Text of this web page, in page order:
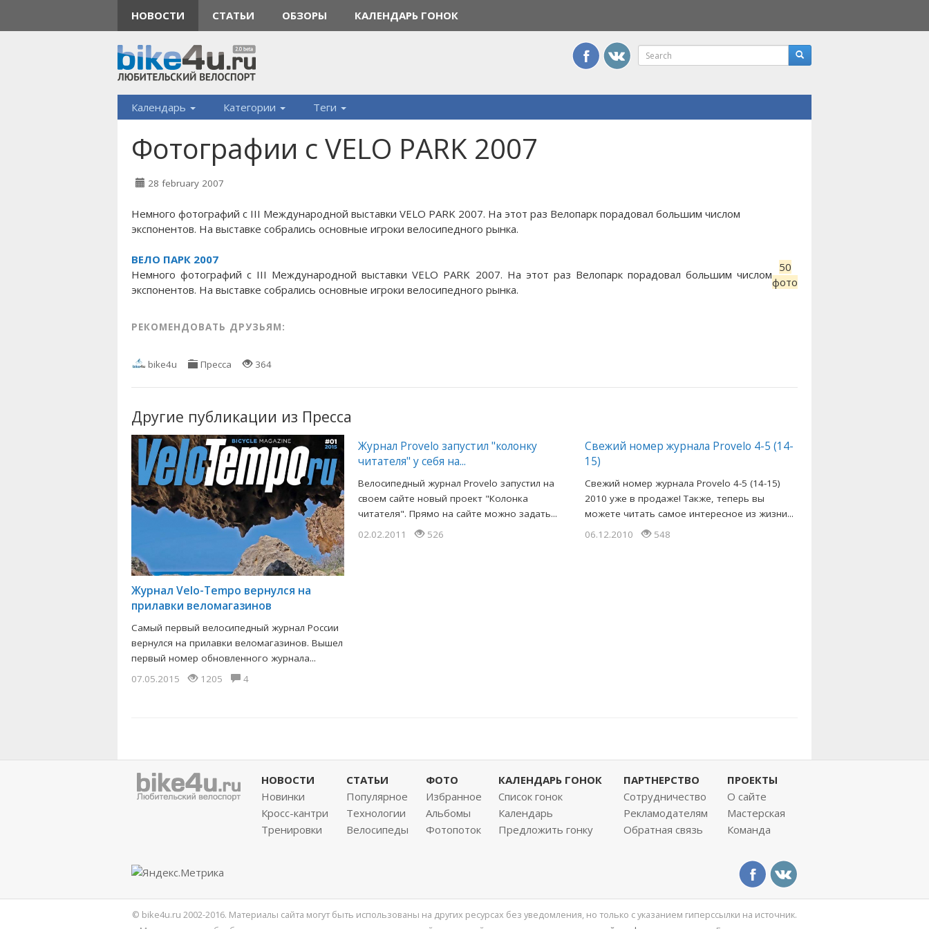
НОВОСТИ СТАТЬИ ОБЗОРЫ КАЛЕНДАРЬ ГОНОК
Календарь Категории Теги
Фотографии с VELO PARK 2007
28 february 2007
Немного фотографий с III Международной выставки VELO PARK 2007. На этот раз Велопарк порадовал большим числом
экспонентов. На выставке собрались основные игроки велосипедного рынка.
ВЕЛО ПАРК 2007
Немного фотографий с III Международной выставки VELO PARK 2007. На этот раз Велопарк порадовал большим числом
экспонентов. На выставке собрались основные игроки велосипедного рынка.
50
фото
РЕКОМЕНДОВАТЬ ДРУЗЬЯМ:
bike4u Пресса 364
Другие публикации из Пресса
Журнал Velo-Tempo вернулся на
прилавки веломагазинов
Самый первый велосипедный журнал России
вернулся на прилавки веломагазинов. Вышел
первый номер обновленного журнала...
07.05.2015
1205 4
Журнал Provelo запустил "колонку
читателя" у себя на...
Велосипедный журнал Provelo запустил на
своем сайте новый проект "Колонка
читателя". Прямо на сайте можно задать...
02.02.2011
526
Свежий номер журнала Provelo 4-5 (14-
15)
Свежий номер журнала Provelo 4-5 (14-15)
2010 уже в продаже! Также, теперь вы
можете читать самое интересное из жизни...
06.12.2010
548
НОВОСТИ
Новинки
Кросс-кантри
Тренировки
СТАТЬИ
Популярное
Технологии
Велосипеды
ФОТО
Избранное
Альбомы
Фотопоток
КАЛЕНДАРЬ ГОНОК
Список гонок
Календарь
Предложить гонку
ПАРТНЕРСТВО
Сотрудничество
Рекламодателям
Обратная связь
ПРОЕКТЫ
О сайте
Мастерская
Команда
© bike4u.ru 2002-2016. Материалы сайта могут быть использованы на других ресурсах без уведомления, но только с указанием гиперссылки на источник.